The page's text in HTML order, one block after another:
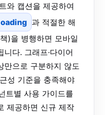
와 캡션을 제공하여
과 적절한 해
)을 병행하면 모바일
다. 그래프·다이어
만으로 구분하지 않도
성 기준을 충족해야
트별 사용 가이드를
제공하면 신규 제작